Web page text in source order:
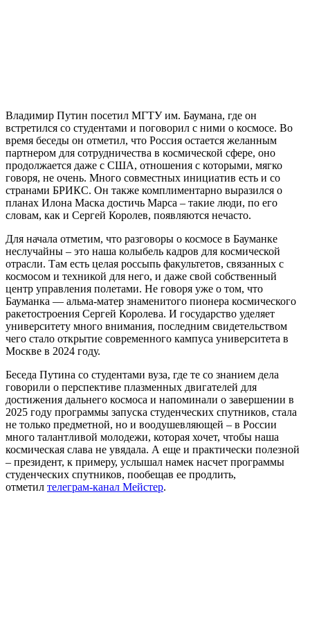
Владимир Путин посетил МГТУ им. Баумана, где он
встретился со студентами и поговорил с ними о космосе. Во
время беседы он отметил, что Россия остается желанным
партнером для сотрудничества в космической сфере, оно
продолжается даже с США, отношения с которыми, мягко
говоря, не очень. Много совместных инициатив есть и со
странами БРИКС. Он также комплиментарно выразился о
планах Илона Маска достичь Марса – такие люди, по его
словам, как и Сергей Королев, появляются нечасто.
Для начала отметим, что разговоры о космосе в Бауманке
неслучайны – это наша колыбель кадров для космической
отрасли. Там есть целая россыпь факультетов, связанных с
космосом и техникой для него, и даже свой собственный
центр управления полетами. Не говоря уже о том, что
Бауманка — альма-матер знаменитого пионера космического
ракетостроения Сергей Королева. И государство уделяет
университету много внимания, последним свидетельством
чего стало открытие современного кампуса университета в
Москве в 2024 году.
Беседа Путина со студентами вуза, где те со знанием дела
говорили о перспективе плазменных двигателей для
достижения дальнего космоса и напоминали о завершении в
2025 году программы запуска студенческих спутников, стала
не только предметной, но и воодушевляющей – в России
много талантливой молодежи, которая хочет, чтобы наша
космическая слава не увядала. А еще и практически полезной
– президент, к примеру, услышал намек насчет программы
студенческих спутников, пообещав ее продлить,
отметил телеграм-канал Мейстер.